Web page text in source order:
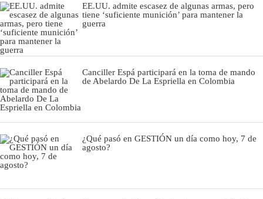
EE.UU. admite escasez de algunas armas, pero
tiene ‘suficiente munición’ para mantener la
guerra
Canciller Espá participará en la toma de mando
de Abelardo De La Espriella en Colombia
¿Qué pasó en GESTIÓN un día como hoy, 7 de
agosto?